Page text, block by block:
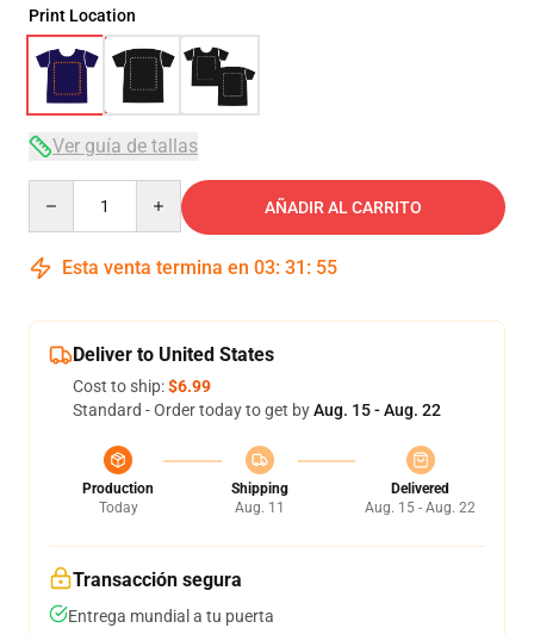
Print Location
Ver guía de tallas
AÑADIR AL CARRITO
Esta venta termina en 03: 31 : 54
Deliver to United States
Cost to ship:$6.99
Standard - Order today to get byAug. 15 - Aug. 22
Production
Today
Shipping
Aug. 11
Delivered
Aug. 15 - Aug. 22
Transacción segura
Entrega mundial a tu puerta